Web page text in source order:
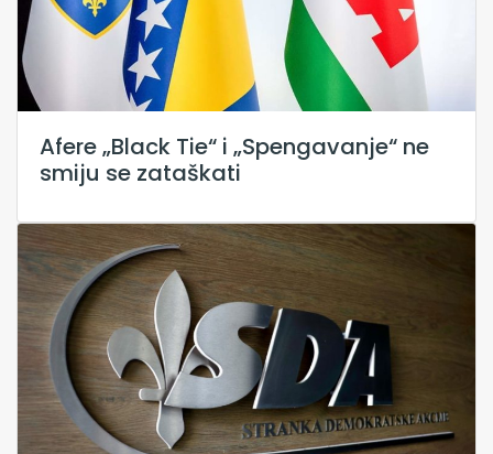
Afere „Black Tie“ i „Spengavanje“ ne
smiju se zataškati